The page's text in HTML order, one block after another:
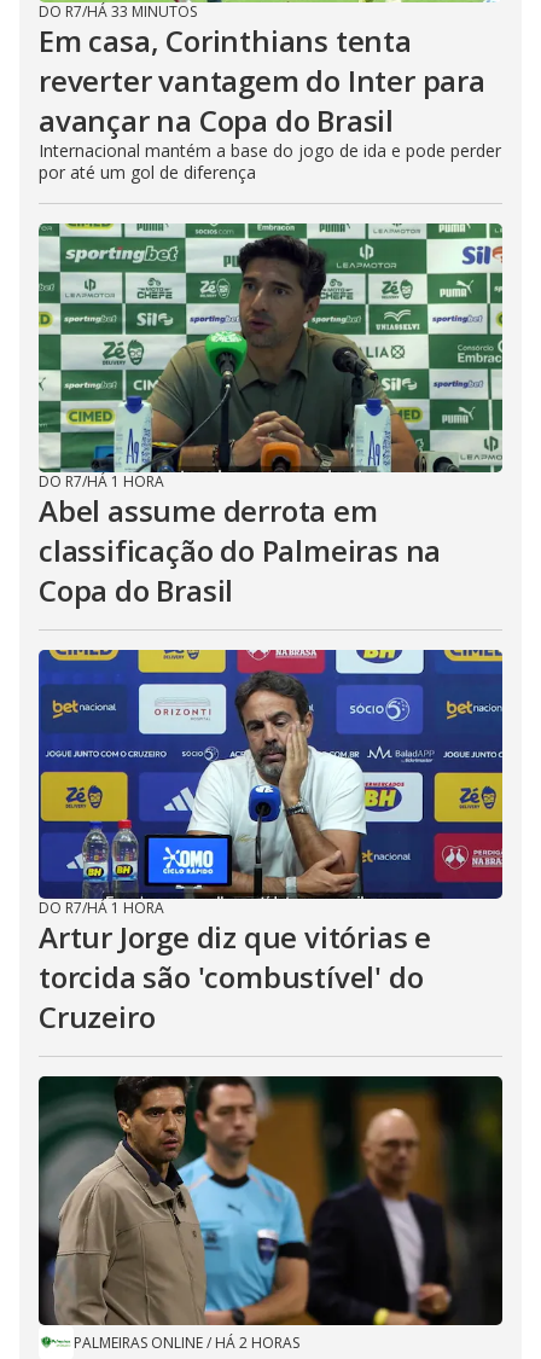
DO R7/HÁ 33 MINUTOS
Em casa, Corinthians tenta
reverter vantagem do Inter para
avançar na Copa do Brasil
Internacional mantém a base do jogo de ida e pode perder
por até um gol de diferença
DO R7/HÁ 1 HORA
Abel assume derrota em
classificação do Palmeiras na
Copa do Brasil
DO R7/HÁ 1 HORA
Artur Jorge diz que vitórias e
torcida são 'combustível' do
Cruzeiro
PALMEIRAS ONLINE/ HÁ 2 HORAS